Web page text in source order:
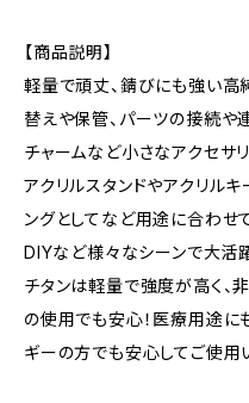
【商品説明】
軽量で頑丈、錆びにも強い高
替えや保管、パーツの接続や
チャームなど小さなアクセサ
アクリルスタンドやアクリル
ングとしてなど用途に合わせ
DIYなど様々なシーンで大活躍
チタンは軽量で強度が高く
の使用でも安心！医療用途に
ギーの方でも安心してご使用